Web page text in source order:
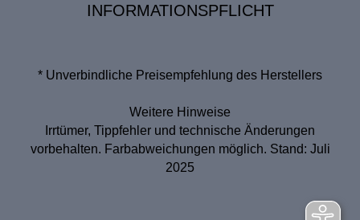
INFORMATIONSPFLICHT
* Unverbindliche Preisempfehlung des Herstellers
Weitere Hinweise
Irrtümer, Tippfehler und technische Änderungen
vorbehalten. Farbabweichungen möglich. Stand: Juli
2025